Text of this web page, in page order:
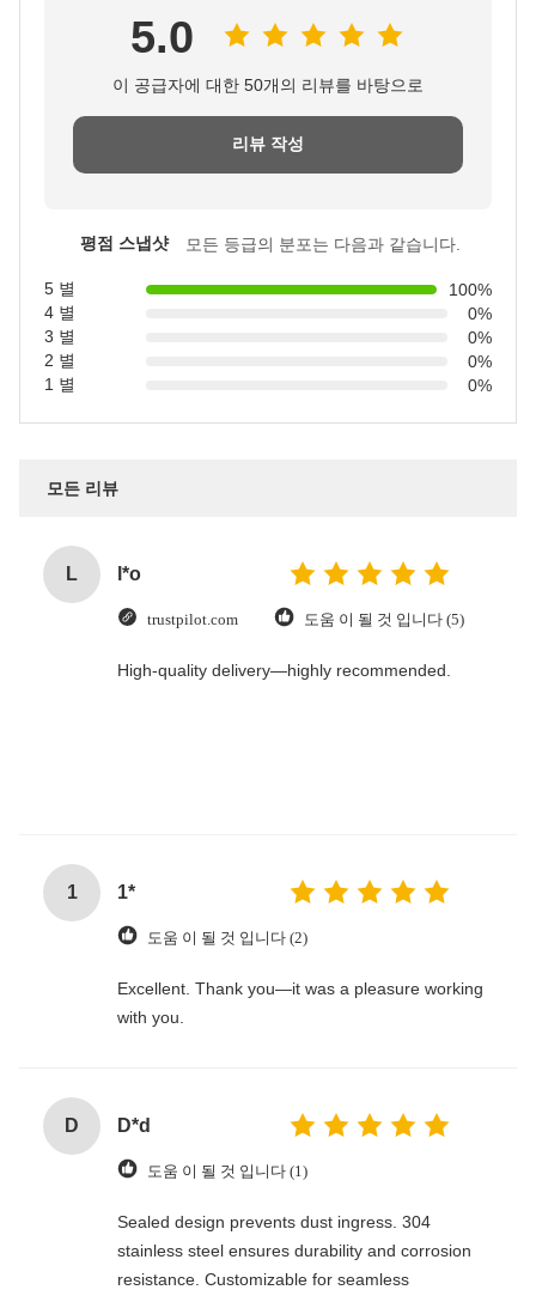
5.0
이 공급자에 대한 50개의 리뷰를 바탕으로
리뷰 작성
평점 스냅샷 모든 등급의 분포는 다음과 같습니다.
5 별
100%
4 별
0%
3 별
0%
2 별
0%
1 별
0%
모든 리뷰
L l*o
trustpilot.com 도움 이 될 것 입니다 (5)
High-quality delivery—highly recommended.
1 1*
도움 이 될 것 입니다 (2)
Excellent. Thank you—it was a pleasure working
with you.
D D*d
도움 이 될 것 입니다 (1)
Sealed design prevents dust ingress. 304
stainless steel ensures durability and corrosion
resistance. Customizable for seamless